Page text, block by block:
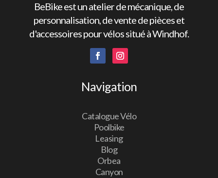
BeBike est un atelier de mécanique, de
personnalisation, de vente de pièces et
d'accessoires pour vélos situé à Windhof.
Navigation
Catalogue Vélo
Poolbike
Leasing
Blog
Orbea
Canyon